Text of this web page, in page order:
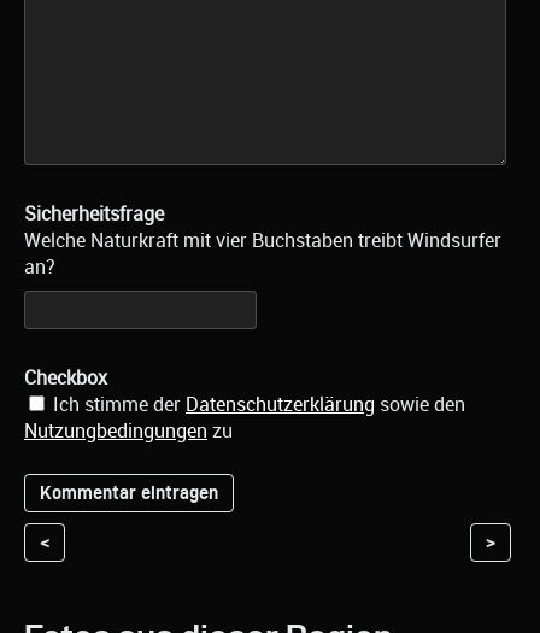
Sicherheitsfrage
Welche Naturkraft mit vier Buchstaben treibt Windsurfer
an?
Checkbox
Ich stimme der Datenschutzerklärung sowie den
Nutzungbedingungen zu
< >